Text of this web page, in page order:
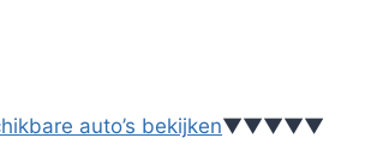
auto’s bekijken▼▼▼▼▼